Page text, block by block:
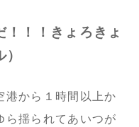
！！！きょろきょ
港から１時間以上か
ら揺られてあいつが